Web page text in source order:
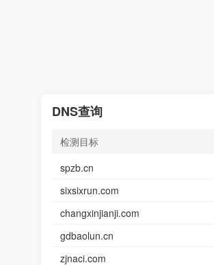
DNS查询
检测目标
spzb.cn
sixsixrun.com
changxinjianji.com
gdbaolun.cn
zjnaci.com